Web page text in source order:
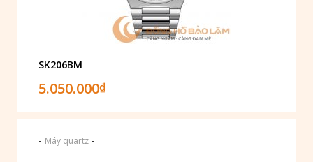
SK206BM
5.050.000₫
- Máy quartz -